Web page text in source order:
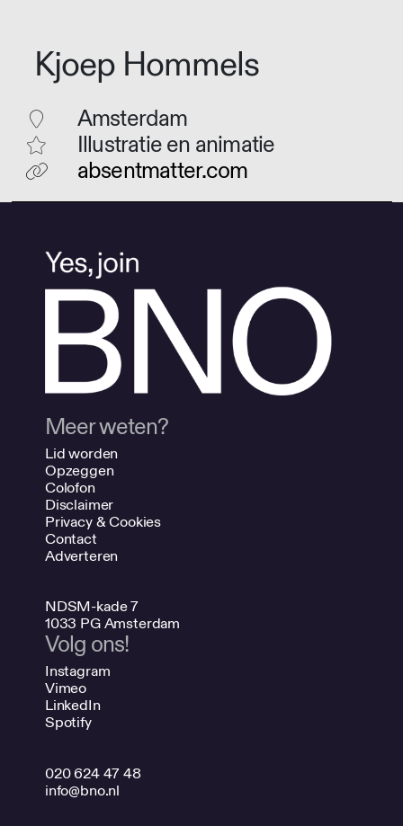
Kjoep Hommels
Amsterdam
Illustratie en animatie
absentmatter.com
Meer weten?
Lid worden
Opzeggen
Colofon
Disclaimer
Privacy & Cookies
Contact
Adverteren
NDSM-kade 7
1033 PG Amsterdam
Volg ons!
Instagram
Vimeo
LinkedIn
Spotify
020 624 47 48
info@bno.nl